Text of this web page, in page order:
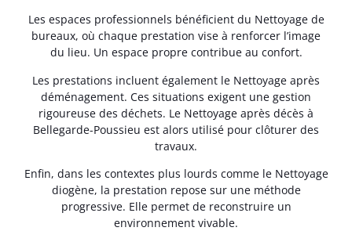
Les espaces professionnels bénéficient du Nettoyage de
bureaux, où chaque prestation vise à renforcer l’image
du lieu. Un espace propre contribue au confort.
Les prestations incluent également le Nettoyage après
déménagement. Ces situations exigent une gestion
rigoureuse des déchets. Le Nettoyage après décès à
Bellegarde-Poussieu est alors utilisé pour clôturer des
travaux.
Enfin, dans les contextes plus lourds comme le Nettoyage
diogène, la prestation repose sur une méthode
progressive. Elle permet de reconstruire un
environnement vivable.